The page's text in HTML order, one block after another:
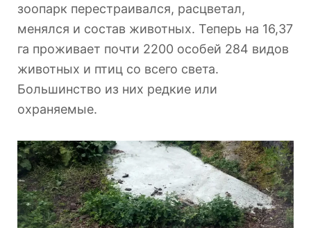
зоопарк перестраивался, расцветал,
менялся и состав животных. Теперь на 16,37
га проживает почти 2200 особей 284 видов
животных и птиц со всего света.
Большинство из них редкие или
охраняемые.